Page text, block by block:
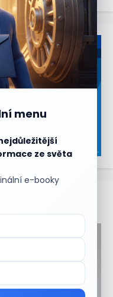
menu
ze světa
e-booky